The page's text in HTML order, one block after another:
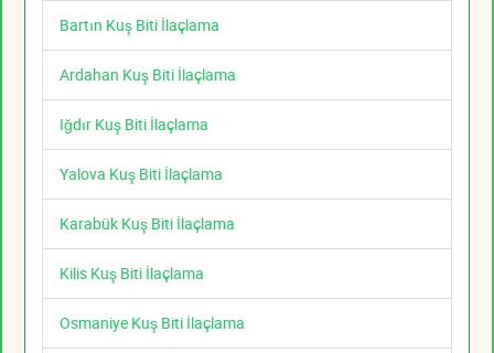
Bartın Kuş Biti İlaçlama
Ardahan Kuş Biti İlaçlama
Iğdır Kuş Biti İlaçlama
Yalova Kuş Biti İlaçlama
Karabük Kuş Biti İlaçlama
Kilis Kuş Biti İlaçlama
Osmaniye Kuş Biti İlaçlama